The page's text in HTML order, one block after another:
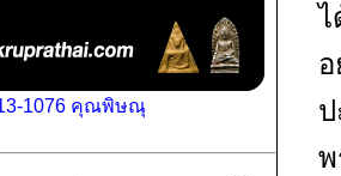
1076 คุณพิษณุ